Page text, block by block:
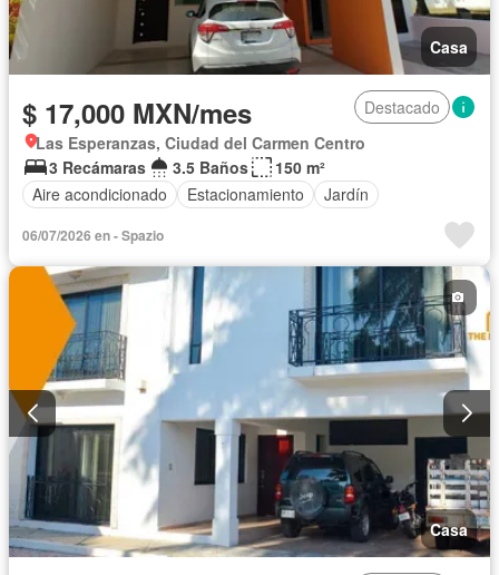
Casa
$ 17,000 MXN/mes
Destacado
Las Esperanzas, Ciudad del Carmen Centro
3 Recámaras
3.5 Baños
150 m²
Aire acondicionado
Estacionamiento Jardín
06/07/2026 en - Spazio
Casa